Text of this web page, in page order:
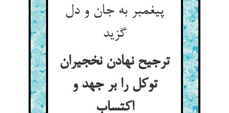
پیغمبر به جان و دل
گزید
ترجیح نهادن نخجیران
توکل را بر جهد و
اکتساب‌‌